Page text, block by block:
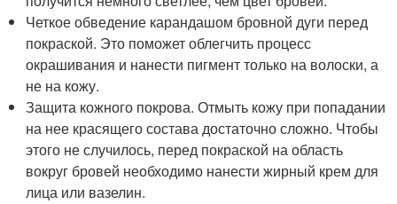
Четкое обведение карандашом бровной дуги перед
покраской. Это поможет облегчить процесс
окрашивания и нанести пигмент только на волоски, а
не на кожу.
Защита кожного покрова. Отмыть кожу при попадании
на нее красящего состава достаточно сложно. Чтобы
этого не случилось, перед покраской на область
вокруг бровей необходимо нанести жирный крем для
лица или вазелин.